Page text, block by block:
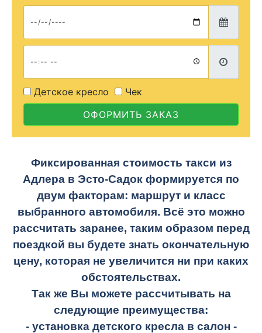
Детское кресло
Чек
ОФОРМИТЬ ЗАКАЗ
Фиксированная стоимость такси из
Адлера в Эсто-Садок формируется по
двум факторам: маршрут и класс
выбранного автомобиля. Всё это можно
рассчитать заранее, таким образом перед
поездкой вы будете знать окончательную
цену, которая не увеличится ни при каких
обстоятельствах.
Так же Вы можете рассчитывать на
следующие преимущества:
- установка детского кресла в салон -